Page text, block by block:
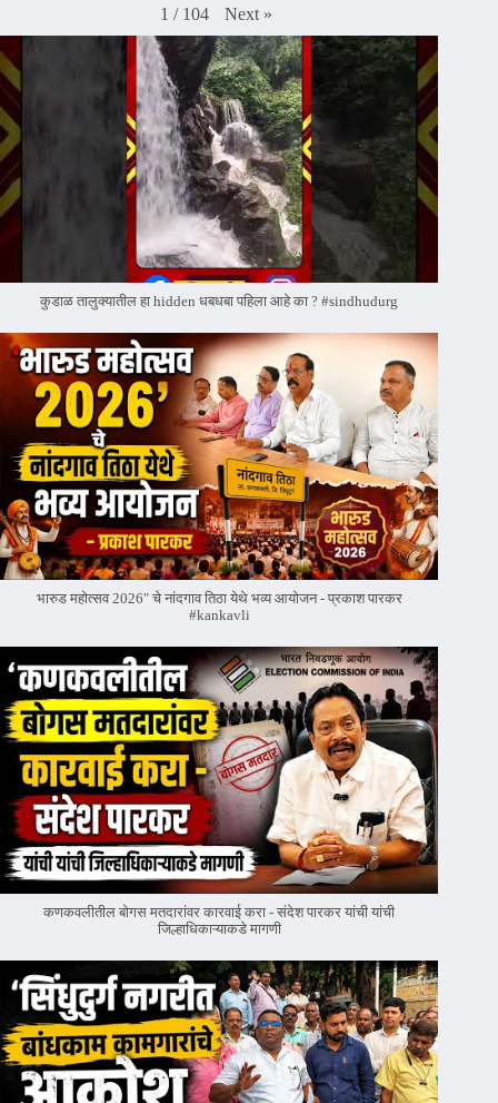
1 / 104 Next »
कुडाळ तालुक्यातील हा hidden धबधबा पहिला आहे का ? #sindhudurg
भारुड महोत्सव 2026" चे नांदगाव तिठा येथे भव्य आयोजन - प्रकाश पारकर
#kankavli
कणकवलीतील बोगस मतदारांवर‌ कारवाई करा - संदेश पारकर यांची यांची
जिल्हाधिकाऱ्याकडे मागणी